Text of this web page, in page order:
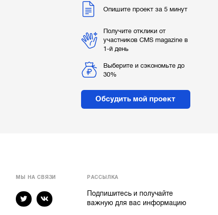
Опишите проект за 5 минут
Получите отклики от
участников CMS magazine в
1-й день
Выберите и сэкономьте до
30%
Обсудить мой проект
МЫ НА СВЯЗИ РАССЫЛКА
Подпишитесь и получайте
важную для вас информацию